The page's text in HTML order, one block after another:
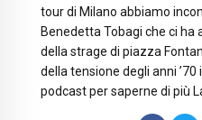
tour di Milano abbiamo
Benedetta Tobagi che ci ha
della strage di piazza
della tensione degli anni
podcast per saperne di più